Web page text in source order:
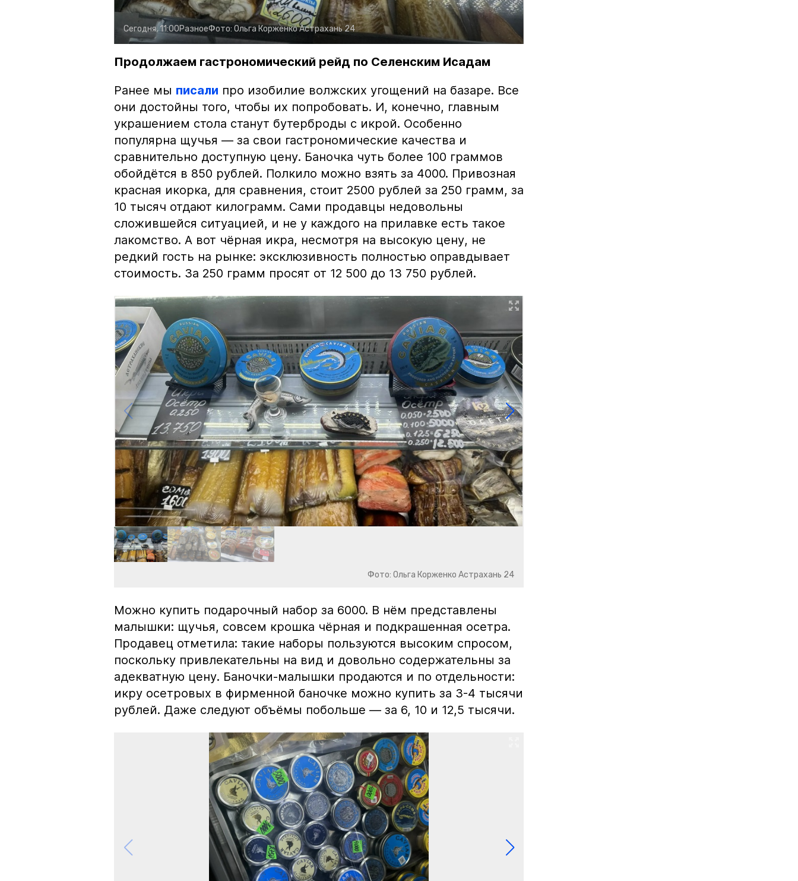
Сегодня, 11:00РазноеФото: Ольга КорженкоАстрахань 24
Продолжаем гастрономический рейд по Селенским Исадам
Ранее мы писали про изобилие волжских угощений на базаре. Все
они достойны того, чтобы их попробовать. И, конечно, главным
украшением стола станут бутерброды с икрой. Особенно
популярна щучья — за свои гастрономические качества и
сравнительно доступную цену. Баночка чуть более 100 граммов
обойдётся в 850 рублей. Полкило можно взять за 4000. Привозная
красная икорка, для сравнения, стоит 2500 рублей за 250 грамм, за
10 тысяч отдают килограмм. Сами продавцы недовольны
сложившейся ситуацией, и не у каждого на прилавке есть такое
лакомство. А вот чёрная икра, несмотря на высокую цену, не
редкий гость на рынке: эксклюзивность полностью оправдывает
стоимость. За 250 грамм просят от 12 500 до 13 750 рублей.
Фото: Ольга Корженко Астрахань 24
Можно купить подарочный набор за 6000. В нём представлены
малышки: щучья, совсем крошка чёрная и подкрашенная осетра.
Продавец отметила: такие наборы пользуются высоким спросом,
поскольку привлекательны на вид и довольно содержательны за
адекватную цену. Баночки-малышки продаются и по отдельности:
икру осетровых в фирменной баночке можно купить за 3-4 тысячи
рублей. Даже следуют объёмы побольше — за 6, 10 и 12,5 тысячи.